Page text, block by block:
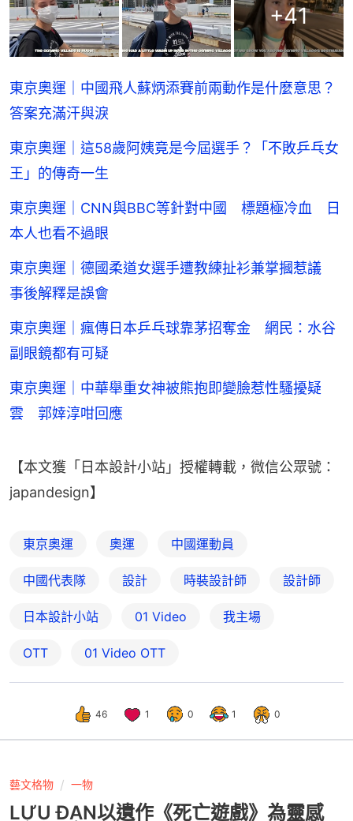
+41
東京奧運｜中國飛人蘇炳添賽前兩動作是什麼意思？
答案充滿汗與淚
東京奧運｜這58歲阿姨竟是今屆選手？「不敗乒乓女
王」的傳奇一生
東京奧運｜CNN與BBC等針對中國 標題極冷血 日
本人也看不過眼
東京奧運｜德國柔道女選手遭教練扯衫兼掌摑惹議
事後解釋是誤會
東京奧運｜瘋傳日本乒乓球靠茅招奪金 網民：水谷
副眼鏡都有可疑
東京奧運｜中華舉重女神被熊抱即變臉惹性騷擾疑
雲 郭婞淳咁回應
【本文獲「日本設計小站」授權轉載，微信公眾號：
japandesign】
東京奧運 奧運 中國運動員
中國代表隊 設計 時裝設計師 設計師
日本設計小站 01 Video 我主場
OTT 01‌ ‌Video‌ ‌OTT
46 1 0 1 0
藝文格物 一物
LỰU ĐẠN以遺作《死亡遊戲》為靈感